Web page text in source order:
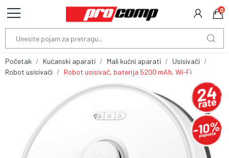
0
Početak Kućanski aparati Mali kućni aparati
Usisivači
Robot usisivači
Robot usisivač, baterija 5200 mAh, Wi-Fi